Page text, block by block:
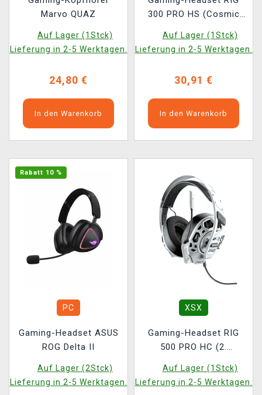
Marvo QUAZ
Auf Lager (1Stck)
Lieferung in 2-5 Werktagen.
24,80 €
In den Warenkorb
300 PRO HS (Cosmic
Auf Lager (1Stck)
Lieferung in 2-5 Werktagen.
30,91 €
In den Warenkorb
Rabatt 10 %
PC
Gaming-Headset ASUS
ROG Delta II
Auf Lager (2Stck)
Lieferung in 2-5 Werktagen.
XSX
Gaming-Headset RIG
500 PRO HC (2.
Auf Lager (1Stck)
Lieferung in 2-5 Werktagen.